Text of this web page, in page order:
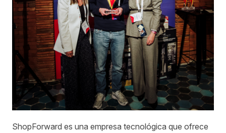
ShopForward es una empresa tecnológica que ofrece